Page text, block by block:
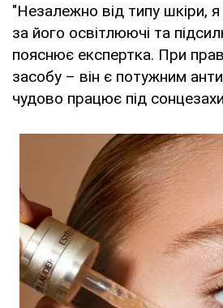
"Незалежно від типу шкіри,
за його освітлюючі та
пояснює експертка. При
засобу – він є потужним
чудово працює під